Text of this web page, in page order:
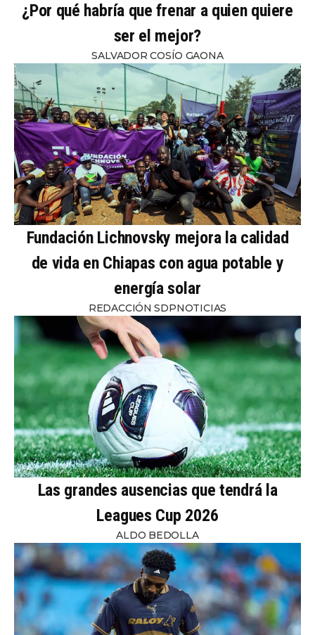
¿Por qué habría que frenar a quien quiere
ser el mejor?
SALVADOR COSÍO GAONA
Fundación Lichnovsky mejora la calidad
de vida en Chiapas con agua potable y
energía solar
REDACCIÓN SDPNOTICIAS
Las grandes ausencias que tendrá la
Leagues Cup 2026
ALDO BEDOLLA